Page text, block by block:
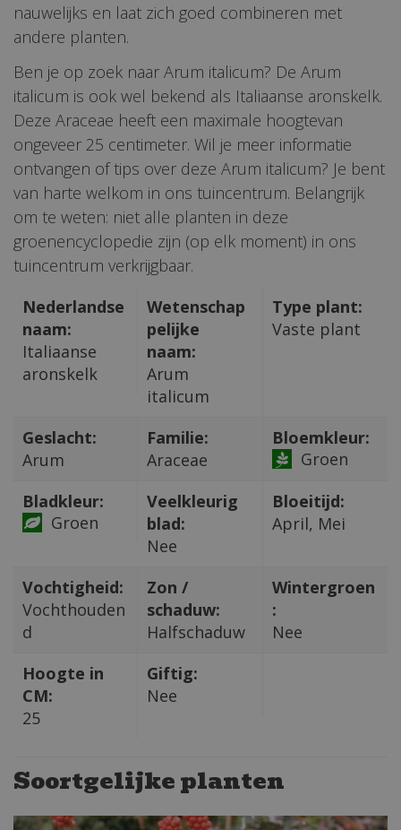
nauwelijks en laat zich goed combineren met
andere planten.
Ben je op zoek naar Arum italicum? De Arum
italicum is ook wel bekend als Italiaanse aronskelk.
Deze Araceae heeft een maximale hoogtevan
ongeveer 25 centimeter. Wil je meer informatie
ontvangen of tips over deze Arum italicum? Je bent
van harte welkom in ons tuincentrum. Belangrijk
om te weten: niet alle planten in deze
groenencyclopedie zijn (op elk moment) in ons
tuincentrum verkrijgbaar.
Nederlandse
naam:
Italiaanse
aronskelk
Wetenschap
pelijke
naam:
Arum
italicum
Type plant:
Vaste plant
Geslacht:
Arum
Familie:
Araceae
Bloemkleur:
Groen
Bladkleur:
Groen
Veelkleurig
blad:
Nee
Bloeitijd:
April, Mei
Vochtigheid:
Vochthouden
d
Zon /
schaduw:
Halfschaduw
Wintergroen
:
Nee
Hoogte in
CM:
25
Giftig:
Nee
Soortgelijke planten